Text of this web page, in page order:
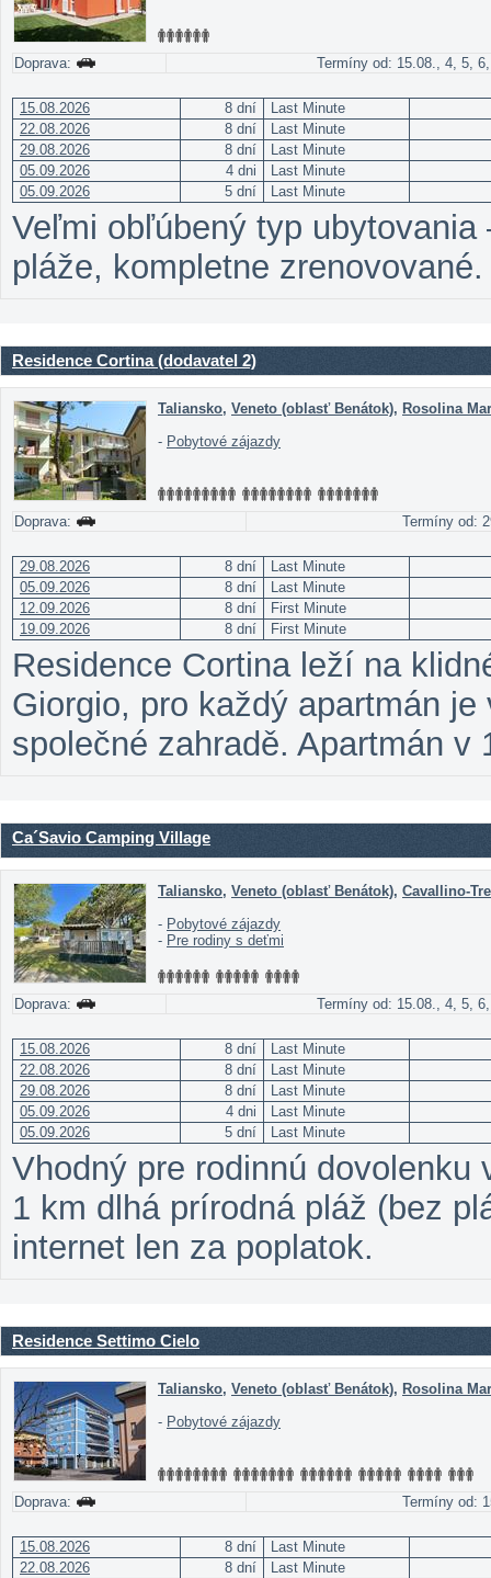
Doprava: Termíny od: 15.08., 4, 5,
15.08.2026 8 dní
Last Minute
22.08.2026
8 dní
Last Minute
29.08.2026
8 dní
Last Minute
05.09.2026
4 dni
Last Minute
05.09.2026
5 dní Last Minute
Veľmi obľúbený typ
pláže, kompletne zrenovované.
Residence Cortina (dodavatel 2)
Taliansko, Veneto (oblasť Benátok), Rosolina
- Pobytové zájazdy
Doprava: Termíny od:
29.08.2026 8 dní
Last Minute
05.09.2026
8 dní
Last Minute
12.09.2026
8 dní
First Minute
19.09.2026
8 dní First Minute
Residence Cortina leží na
Giorgio, pro každý apartmán
společné zahradě. Apartmán v
Ca´Savio Camping Village
Taliansko, Veneto (oblasť Benátok), Cavallino-
- Pobytové zájazdy
- Pre rodiny s deťmi
Doprava: Termíny od: 15.08., 4, 5,
15.08.2026 8 dní
Last Minute
22.08.2026
8 dní
Last Minute
29.08.2026
8 dní
Last Minute
05.09.2026
4 dni
Last Minute
05.09.2026
5 dní Last Minute
Vhodný pre rodinnú
1 km dlhá prírodná pláž (bez
internet len za poplatok.
Residence Settimo Cielo
Taliansko, Veneto (oblasť Benátok), Rosolina
- Pobytové zájazdy
Doprava: Termíny od:
15.08.2026 8 dní
Last Minute
22.08.2026
8 dní
Last Minute